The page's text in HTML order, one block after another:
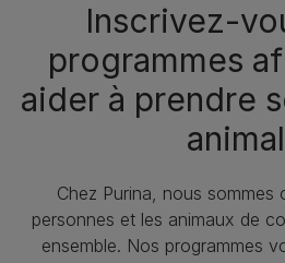
Inscrivez-
programmes
aider à prendre
Chez Purina, nous sommes
personnes et les animaux de
ensemble. Nos programmes